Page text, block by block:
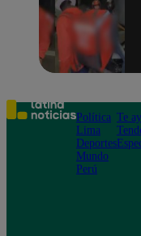
Política
Lima
Deportes
Mundo
Perú
Te